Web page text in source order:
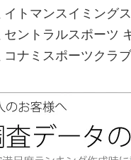
イトマンスイミング
セントラルスポーツ
コナミスポーツクラ